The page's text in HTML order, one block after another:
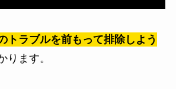
トラブルを前もって排除しよう
ります。